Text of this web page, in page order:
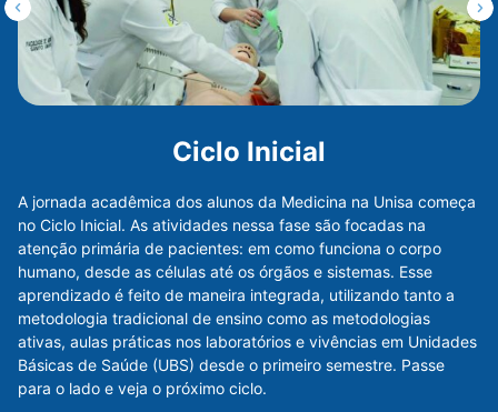
Ciclo Inicial
A jornada acadêmica dos alunos da Medicina na Unisa começa
no Ciclo Inicial. As atividades nessa fase são focadas na
atenção primária de pacientes: em como funciona o corpo
humano, desde as células até os órgãos e sistemas. Esse
aprendizado é feito de maneira integrada, utilizando tanto a
metodologia tradicional de ensino como as metodologias
ativas, aulas práticas nos laboratórios e vivências em Unidades
Básicas de Saúde (UBS) desde o primeiro semestre. Passe
para o lado e veja o próximo ciclo.